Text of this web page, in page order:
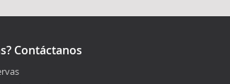
Contáctanos